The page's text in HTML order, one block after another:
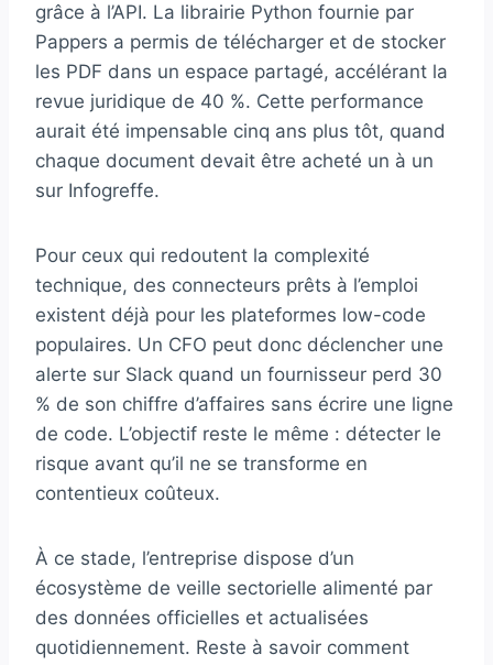
grâce à l’API. La librairie Python fournie par
Pappers a permis de télécharger et de stocker
les PDF dans un espace partagé, accélérant la
revue juridique de 40 %. Cette performance
aurait été impensable cinq ans plus tôt, quand
chaque document devait être acheté un à un
sur Infogreffe.
Pour ceux qui redoutent la complexité
technique, des connecteurs prêts à l’emploi
existent déjà pour les plateformes low-code
populaires. Un CFO peut donc déclencher une
alerte sur Slack quand un fournisseur perd 30
% de son chiffre d’affaires sans écrire une ligne
de code. L’objectif reste le même : détecter le
risque avant qu’il ne se transforme en
contentieux coûteux.
À ce stade, l’entreprise dispose d’un
écosystème de veille sectorielle alimenté par
des données officielles et actualisées
quotidiennement. Reste à savoir comment